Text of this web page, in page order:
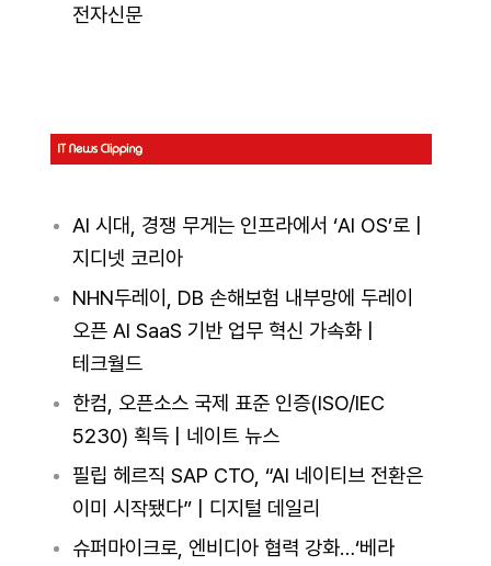
전자신문
AI 시대, 경쟁 무게는 인프라에서 ‘AI OS’로 |
지디넷 코리아
NHN두레이, DB 손해보험 내부망에 두레이
오픈 AI SaaS 기반 업무 혁신 가속화 |
테크월드
한컴, 오픈소스 국제 표준 인증(ISO/IEC
5230) 획득 | 네이트 뉴스
필립 헤르직 SAP CTO, “AI 네이티브 전환은
이미 시작됐다” | 디지털 데일리
슈퍼마이크로, 엔비디아 협력 강화…‘베라